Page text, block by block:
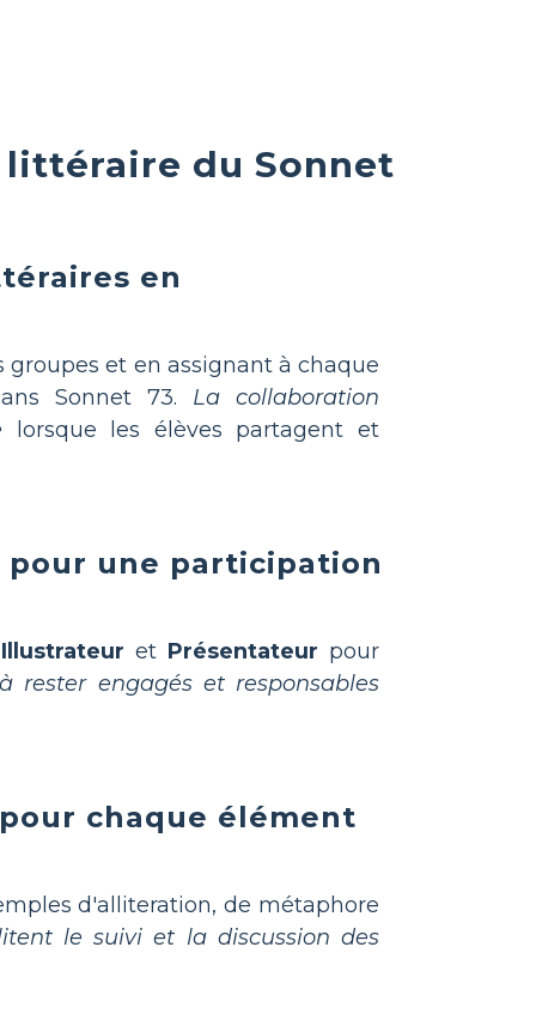
littéraire du Sonnet
en
et en assignant à chaque
Sonnet 73. La collaboration
lorsque les élèves partagent et
pour une participation
Illustrateur et Présentateur pour
rester engagés et responsables
chaque élément
d'alliteration, de métaphore
le suivi et la discussion des